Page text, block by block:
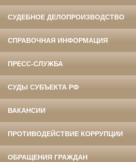
СУДЕБНОЕ ДЕЛОПРОИЗВОДСТВО
СПРАВОЧНАЯ ИНФОРМАЦИЯ
ПРЕСС-СЛУЖБА
СУДЫ СУБЪЕКТА РФ
ВАКАНСИИ
ПРОТИВОДЕЙСТВИЕ КОРРУПЦИИ
ОБРАЩЕНИЯ ГРАЖДАН